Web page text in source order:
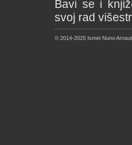
Bavi se i
svoj rad
© 2014-2025 Ismet Nuno